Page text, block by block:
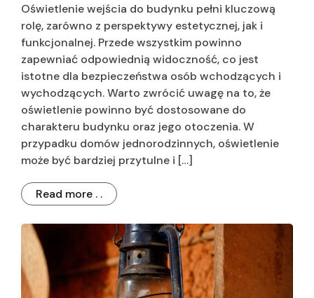
Oświetlenie wejścia do budynku pełni kluczową
rolę, zarówno z perspektywy estetycznej, jak i
funkcjonalnej. Przede wszystkim powinno
zapewniać odpowiednią widoczność, co jest
istotne dla bezpieczeństwa osób wchodzących i
wychodzących. Warto zwrócić uwagę na to, że
oświetlenie powinno być dostosowane do
charakteru budynku oraz jego otoczenia. W
przypadku domów jednorodzinnych, oświetlenie
może być bardziej przytulne i […]
Read more . .